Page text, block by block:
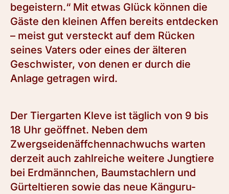
begeistern.“ Mit etwas Glück können die
Gäste den kleinen Affen bereits entdecken
– meist gut versteckt auf dem Rücken
seines Vaters oder eines der älteren
Geschwister, von denen er durch die
Anlage getragen wird.
Der Tiergarten Kleve ist täglich von 9 bis
18 Uhr geöffnet. Neben dem
Zwergseidenäffchennachwuchs warten
derzeit auch zahlreiche weitere Jungtiere
bei Erdmännchen, Baumstachlern und
Gürteltieren sowie das neue Känguru-